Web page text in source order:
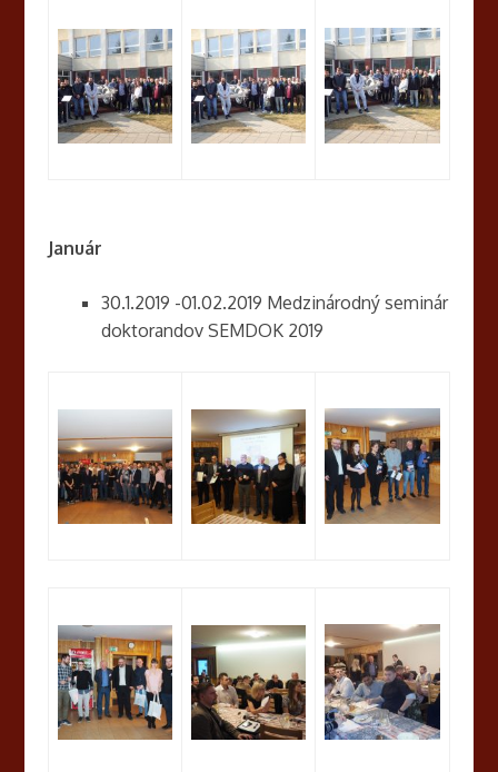
Január
30.1.2019 -01.02.2019 Medzinárodný seminár
doktorandov SEMDOK 2019